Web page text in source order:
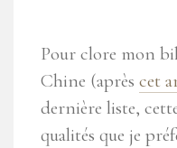
Pour clore mon
Chine (après cet
dernière liste,
qualités que je